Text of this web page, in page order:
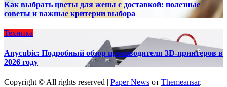
Как выбрать цветы для жены с доставкой: полезные
советы и важные критерии выбора
Техника
Anycubic: Подробный обзор производителя 3D-принтеров в
2026 году
Copyright © All rights reserved | Paper News от Themeansar.